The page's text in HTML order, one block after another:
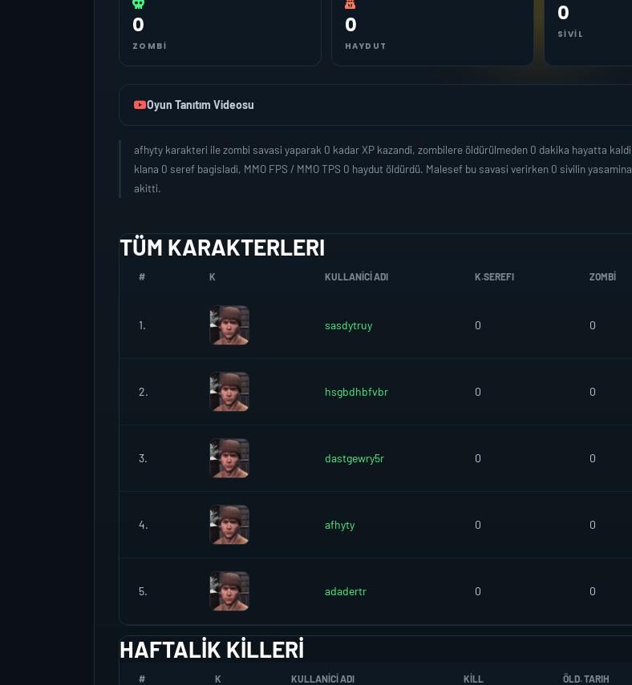
0
ZOMBI
0
HAYDUT
0
SIVIL
Oyun Tanıtım Videosu
afhyty karakteri ile zombi savasi yaparak 0 kadar XP kazandi, zombilere öldürülmeden 0 dakika hayatta
klana 0 seref bagisladi, MMO FPS / MMO TPS 0 haydut öldürdü. Malesef bu savasi verirken 0 sivilin
akitti.
TÜM KARAKTERLERI
# K KULLANICI ADI K.SEREFI ZOMBI
1. sasdytruy 0 0
2. hsgbdhbfvbr 0 0
3. dastgewry5r 0 0
4. afhyty 0 0
5. adadertr 0 0
HAFTALIK KILLERI
# K KULLANICI ADI KILL ÖLD. TARIH